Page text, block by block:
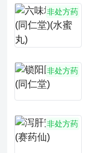
非处方药
非处方药
非处方药